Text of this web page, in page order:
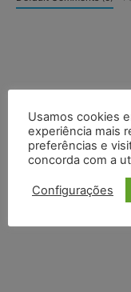
Usamos cookies
experiência mais
preferências e
concorda com a
Configurações